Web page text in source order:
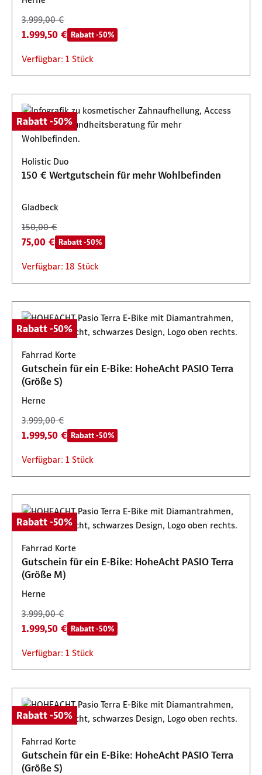
3.999,00 €
1.999,50 € Rabatt -50%
Verfügbar: 1 Stück
Rabatt -50%
Holistic Duo
150 € Wertgutschein für mehr Wohlbefinden
Gladbeck
150,00 €
75,00 € Rabatt -50%
Verfügbar: 18 Stück
Rabatt -50%
Fahrrad Korte
Gutschein für ein E-Bike: HoheAcht PASIO Terra
(Größe S)
Herne
3.999,00 €
1.999,50 € Rabatt -50%
Verfügbar: 1 Stück
Rabatt -50%
Fahrrad Korte
Gutschein für ein E-Bike: HoheAcht PASIO Terra
(Größe M)
Herne
3.999,00 €
1.999,50 € Rabatt -50%
Verfügbar: 1 Stück
Rabatt -50%
Fahrrad Korte
Gutschein für ein E-Bike: HoheAcht PASIO Terra
(Größe S)